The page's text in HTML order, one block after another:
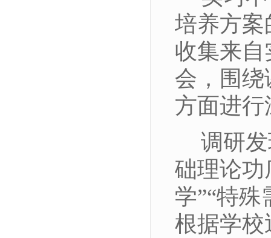
培养方案
收集来
会，围
方面进
调研
础理论功
学”“特
根据学校